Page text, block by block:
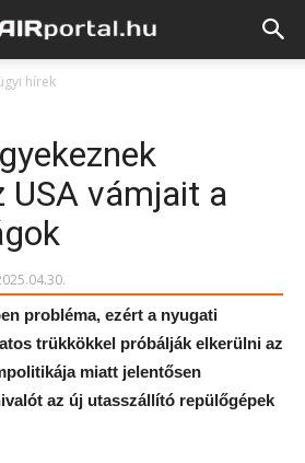
hírek
USA vámjait a
probléma, ezért a nyugati
trükkökkel próbálják elkerülni az
miatt jelentősen
az új utasszállító repülőgépek